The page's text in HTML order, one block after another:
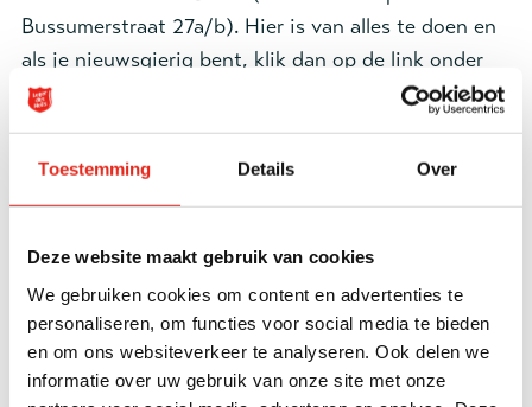
Toestemming Details Over
Deze website maakt gebruik van cookies
We gebruiken cookies om content en advertenties te
personaliseren, om functies voor social media te bieden
en om ons websiteverkeer te analyseren. Ook delen we
informatie over uw gebruik van onze site met onze
Bussumerstraat 27a/b). Hier is van alles te doen en
als je nieuwsgierig bent, klik dan op de link onder
'Buurthuiskamer'. Je bent hier meer dan welkom
één van de leuke activiteiten.
Buurthuiskamer
Meer informatie over onze huiskamer van de buurt?
Kijkhier